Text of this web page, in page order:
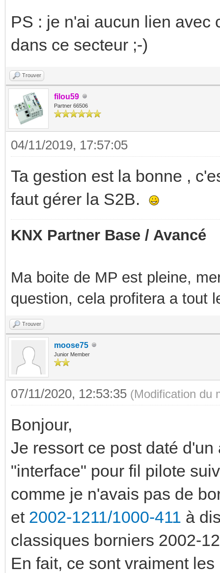
PS : je n'ai aucun lien avec
dans ce secteur ;-)
Trouver
filou59
Partner 66506
04/11/2019, 17:57:05
Ta gestion est la bonne ,
faut gérer la S2B.
KNX Partner Base / Avancé
Ma boite de MP est pleine,
question, cela profitera a tout
Trouver
moose75
Junior Member
07/11/2020, 12:53:35 (Modification du
Bonjour,
Je ressort ce post daté
"interface" pour fil pilote
comme je n'avais pas de
et 2002-1211/1000-411 à
classiques borniers 2002-
En fait, ce sont vraiment